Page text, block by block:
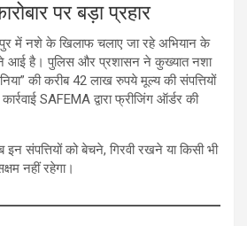
पर बड़ा प्रहार
में नशे के खिलाफ चलाए जा रहे अभियान के
आई है। पुलिस और प्रशासन ने कुख्यात नशा
की करीब 42 लाख रुपये मूल्य की संपत्तियों
SAFEMA द्वारा फ्रीजिंग ऑर्डर की
संपत्तियों को बेचने, गिरवी रखने या किसी भी
नहीं रहेगा।